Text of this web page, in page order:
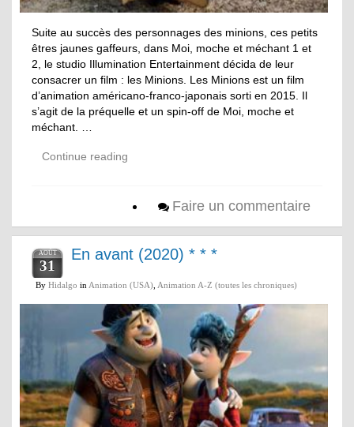
Suite au succès des personnages des minions, ces petits
êtres jaunes gaffeurs, dans Moi, moche et méchant 1 et
2, le studio Illumination Entertainment décida de leur
consacrer un film : les Minions. Les Minions est un film
d’animation américano-franco-japonais sorti en 2015. Il
s’agit de la préquelle et un spin-off de Moi, moche et
méchant. …
Continue reading
Faire un commentaire
AOÛT
31
En avant (2020) * * *
By Hidalgo in Animation (USA) Animation A-Z (toutes les chroniques)